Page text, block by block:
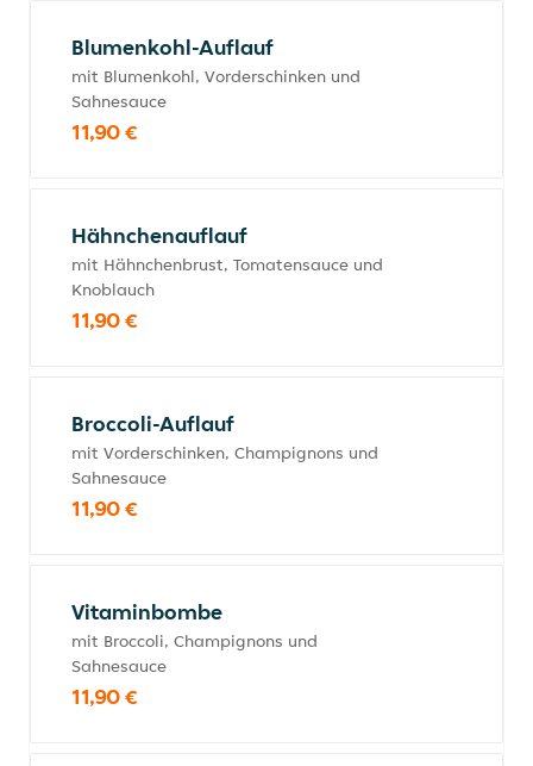
Blumenkohl-Auflauf
mit Blumenkohl, Vorderschinken und
Sahnesauce
11,90 €
Hähnchenauflauf
mit Hähnchenbrust, Tomatensauce und
Knoblauch
11,90 €
Broccoli-Auflauf
mit Vorderschinken, Champignons und
Sahnesauce
11,90 €
Vitaminbombe
mit Broccoli, Champignons und
Sahnesauce
11,90 €